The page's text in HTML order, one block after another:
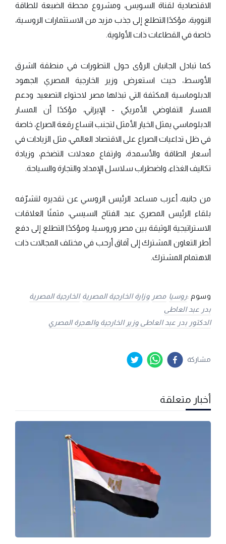
الاقتصادية لقناة السويس، ومشروع محطة الضبعة للطاقة
النووية، مؤكدًا التطلع إلى جذب مزيد من الاستثمارات الروسية،
خاصة في القطاعات ذات الأولوية.
كما تبادل الجانبان الرؤى حول التطورات في منطقة الشرق
الأوسط، حيث استعرض وزير الخارجية المصري الجهود
الدبلوماسية المكثفة التي تبذلها مصر لاحتواء التصعيد ودعم
المسار التفاوضي الأمريكي - الإيراني، مؤكدًا أن المسار
الدبلوماسي يمثل الخيار الأمثل لتجنب اتساع رقعة الصراع، خاصة
في ظل تداعيات الصراع على الاقتصاد العالمي، مثل الزيادات في
أسعار الطاقة والأسمدة، وارتفاع معدلات التضخم، وزيادة
تكاليف الغذاء، واضطراب سلاسل الإمداد والتجارة والسياحة.
من جانبه، أعرب مساعد الرئيس الروسي عن تقديره لتشرّفه
بلقاء الرئيس المصري عبد الفتاح السيسي، مثمنًا العلاقات
الاستراتيجية الوثيقة بين مصر وروسيا، ومؤكدًا التطلع إلى دفع
أطر التعاون المشترك إلى آفاق أرحب في مختلف المجالات ذات
الاهتمام المشترك.
وسوم :روسيا مصر وزارة الخارجية المصرية الخارجية المصرية
بدر عبد العاطى
الدكتور بدر عبد العاطى وزير الخارجية والهجرة المصري
مشاركة
أخبار متعلقة